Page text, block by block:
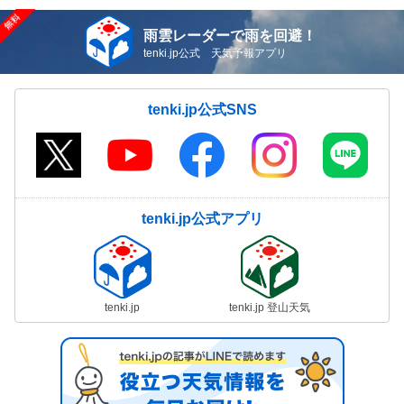
雨雲レーダーで雨を回避！
tenki.jp公式 天気予報アプリ
tenki.jp公式SNS
tenki.jp公式アプリ
tenki.jp tenki.jp 登山天気